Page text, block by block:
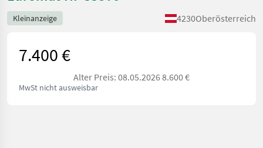
Kleinanzeige 4230Oberösterreich
7.400 €
Alter Preis: 08.05.2026 8.600 €
MwSt nicht ausweisbar